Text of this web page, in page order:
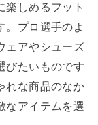
楽しめるフット
。プロ選手のよ
ェアやシューズ
びたいものです
れな商品のなか
なアイテムを選